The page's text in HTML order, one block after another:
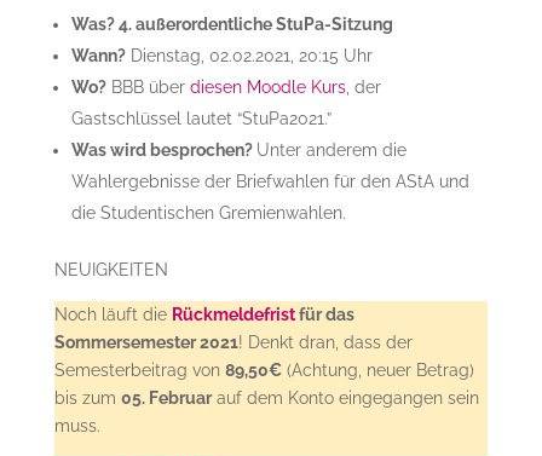
Was? 4. außerordentliche StuPa-Sitzung
Wann?Dienstag, 02.02.2021, 20:15 Uhr
Wo?BBB über diesen Moodle Kurs, der
Gastschlüssel lautet “StuPa2021.”
Was wird besprochen? Unter anderem die
Wahlergebnisse der Briefwahlen für den AStA und
die Studentischen Gremienwahlen.
NEUIGKEITEN
Noch läuft die Rückmeldefristfür das
Sommersemester 2021! Denkt dran, dass der
Semesterbeitrag von 89,50€(Achtung, neuer Betrag)
bis zum 05. Februarauf dem Konto eingegangen sein
muss.